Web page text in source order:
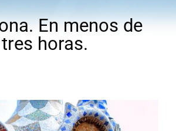
En menos de
tres horas.